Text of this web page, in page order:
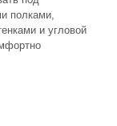
полками,
и угловой